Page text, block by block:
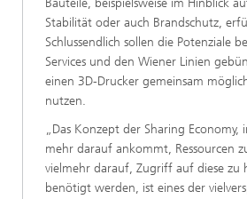
Bauteile, beispielsweise im Hinblick
Stabilität oder auch Brandschutz,
Schlussendlich sollen die Potenziale
Services und den Wiener Linien
einen 3D-Drucker gemeinsam
nutzen.
„Das Konzept der Sharing Economy,
mehr darauf ankommt, Ressourcen
vielmehr darauf, Zugriff auf diese zu
benötigt werden, ist eines der